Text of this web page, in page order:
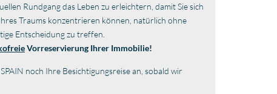
Rundgang das Leben zu erleichtern, damit Sie sich
Traums konzentrieren können, natürlich ohne
Entscheidung zu treffen.
Vorreservierung Ihrer Immobilie!
noch Ihre Besichtigungsreise an, sobald wir